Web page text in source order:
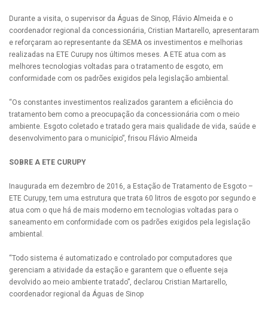
Durante a visita, o supervisor da Águas de Sinop, Flávio Almeida e o
coordenador regional da concessionária, Cristian Martarello, apresentaram
e reforçaram ao representante da SEMA os investimentos e melhorias
realizadas na ETE Curupy nos últimos meses. A ETE atua com as
melhores tecnologias voltadas para o tratamento de esgoto, em
conformidade com os padrões exigidos pela legislação ambiental.
“Os constantes investimentos realizados garantem a eficiência do
tratamento bem como a preocupação da concessionária com o meio
ambiente. Esgoto coletado e tratado gera mais qualidade de vida, saúde e
desenvolvimento para o município”, frisou Flávio Almeida
SOBRE A ETE CURUPY
Inaugurada em dezembro de 2016, a Estação de Tratamento de Esgoto –
ETE Curupy, tem uma estrutura que trata 60 litros de esgoto por segundo e
atua com o que há de mais moderno em tecnologias voltadas para o
saneamento em conformidade com os padrões exigidos pela legislação
ambiental.
“Todo sistema é automatizado e controlado por computadores que
gerenciam a atividade da estação e garantem que o efluente seja
devolvido ao meio ambiente tratado”, declarou Cristian Martarello,
coordenador regional da Águas de Sinop